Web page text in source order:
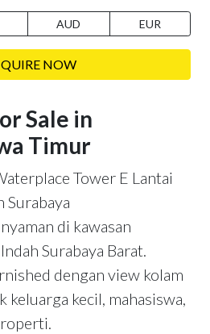
AUD EUR
NOW
Sale in
Timur
Tower E Lantai
Surabaya
di kawasan
Surabaya Barat.
dengan view kolam
keluarga kecil, mahasiswa,